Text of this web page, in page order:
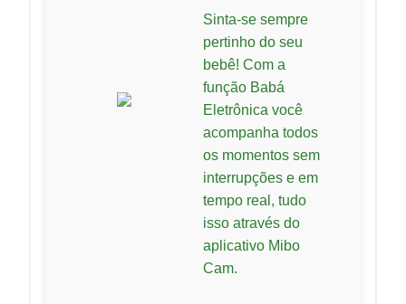
Sinta-se sempre
pertinho do seu
bebê! Com a
função Babá
Eletrônica você
acompanha todos
os momentos sem
interrupções e em
tempo real, tudo
isso através do
aplicativo Mibo
Cam.